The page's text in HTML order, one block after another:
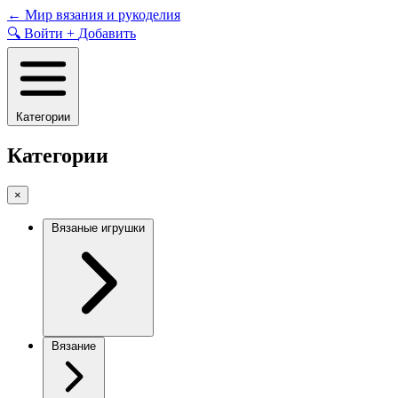
Skip
to
content
← Мир вязания и рукоделия
🔍 Войти + Добавить
Категории
Категории
×
Вязаные игрушки
Вязание